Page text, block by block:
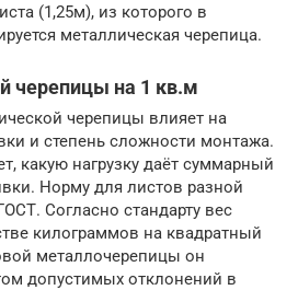
(1,25м), из которого в
металлическая черепица.
черепицы на 1 кв.м
черепицы влияет на
и степень сложности монтажа.
какую нагрузку даёт суммарный
Норму для листов разной
Согласно стандарту вес
килограммов на квадратный
металлочерепицы он
допустимых отклонений в